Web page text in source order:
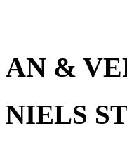
AN &
NIELS